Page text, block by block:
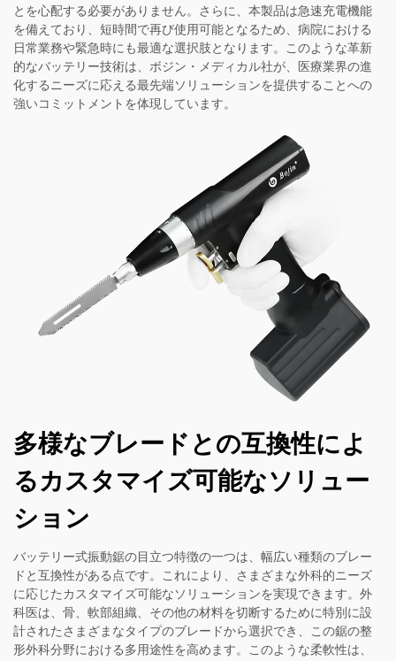
とを心配する必要がありません。さらに、本製品は急速充電機能
を備えており、短時間で再び使用可能となるため、病院における
日常業務や緊急時にも最適な選択肢となります。このような革新
的なバッテリー技術は、ボジン・メディカル社が、医療業界の進
化するニーズに応える最先端ソリューションを提供することへの
強いコミットメントを体現しています。
多様なブレードとの互換性によ
るカスタマイズ可能なソリュー
ション
バッテリー式振動鋸の目立つ特徴の一つは、幅広い種類のブレー
ドと互換性がある点です。これにより、さまざまな外科的ニーズ
に応じたカスタマイズ可能なソリューションを実現できます。外
科医は、骨、軟部組織、その他の材料を切断するために特別に設
計されたさまざまなタイプのブレードから選択でき、この鋸の整
形外科分野における多用途性を高めます。このような柔軟性は、